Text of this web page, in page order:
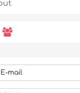
E-mail